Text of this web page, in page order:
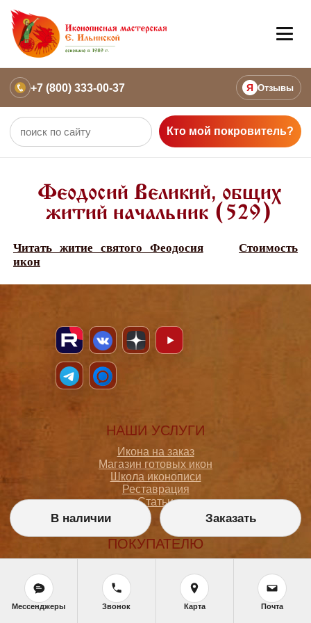
+7 (800) 333-00-37 Я Отзывы
Кто мой покровитель?
Феодосий Великий, общих
житий начальник (529)
Читать житие святого Феодосия
Стоимость
икон
НАШИ УСЛУГИ
Икона на заказ
Магазин готовых икон
Школа иконописи
Реставрация
Статьи
ПОКУПАТЕЛЮ
Как сделать заказ
Доставка и оплата
Политика конфиденциальности
В наличии Заказать
Мессенджеры Звонок Карта Почта